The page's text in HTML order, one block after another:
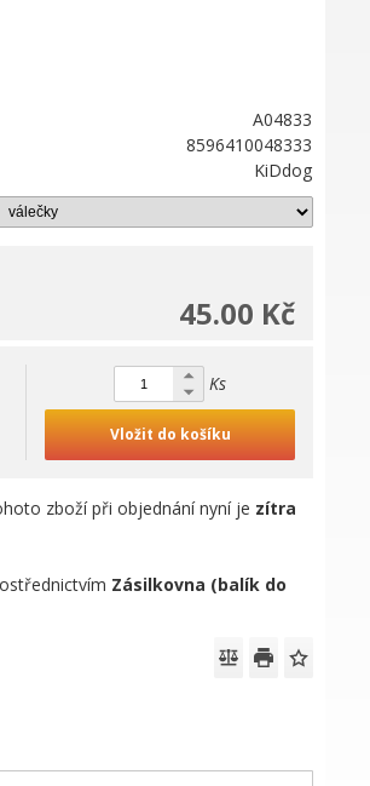
A04833
8596410048333
KiDdog
45.00 Kč
Ks
Vložit do košíku
zboží při objednání nyní je zítra
Zásilkovna (balík do